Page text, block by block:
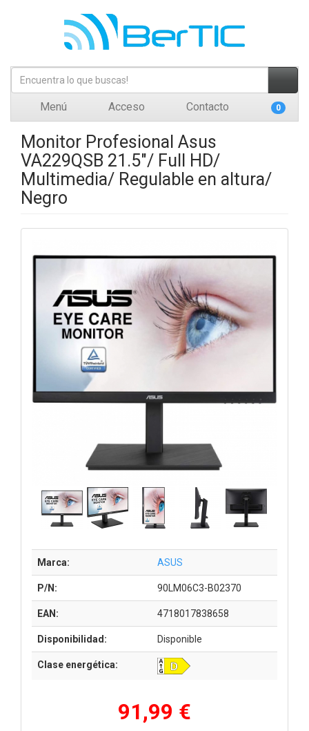
Menú Acceso Contacto 0
Monitor Profesional Asus
VA229QSB 21.5"/ Full HD/
Multimedia/ Regulable en altura/
Negro
Marca: ASUS
P/N: 90LM06C3-B02370
EAN: 4718017838658
Disponibilidad: Disponible
Clase energética:
91,99 €